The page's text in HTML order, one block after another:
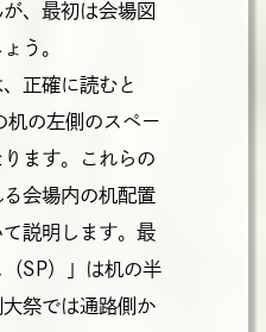
、最初は会場図
う。
正確に読むと
机の左側のスペー
ます。これらの
会場内の机配置
説明します。最
SP）」は机の半
祭では通路側か